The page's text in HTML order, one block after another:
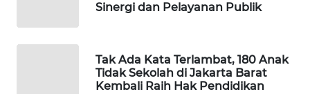
Sinergi dan Pelayanan Publik
Tak Ada Kata Terlambat, 180 Anak
Tidak Sekolah di Jakarta Barat
Kembali Raih Hak Pendidikan
PORTAL